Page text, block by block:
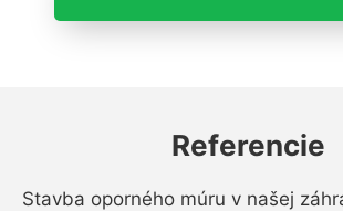
Referencie
Stavba oporného múru v našej